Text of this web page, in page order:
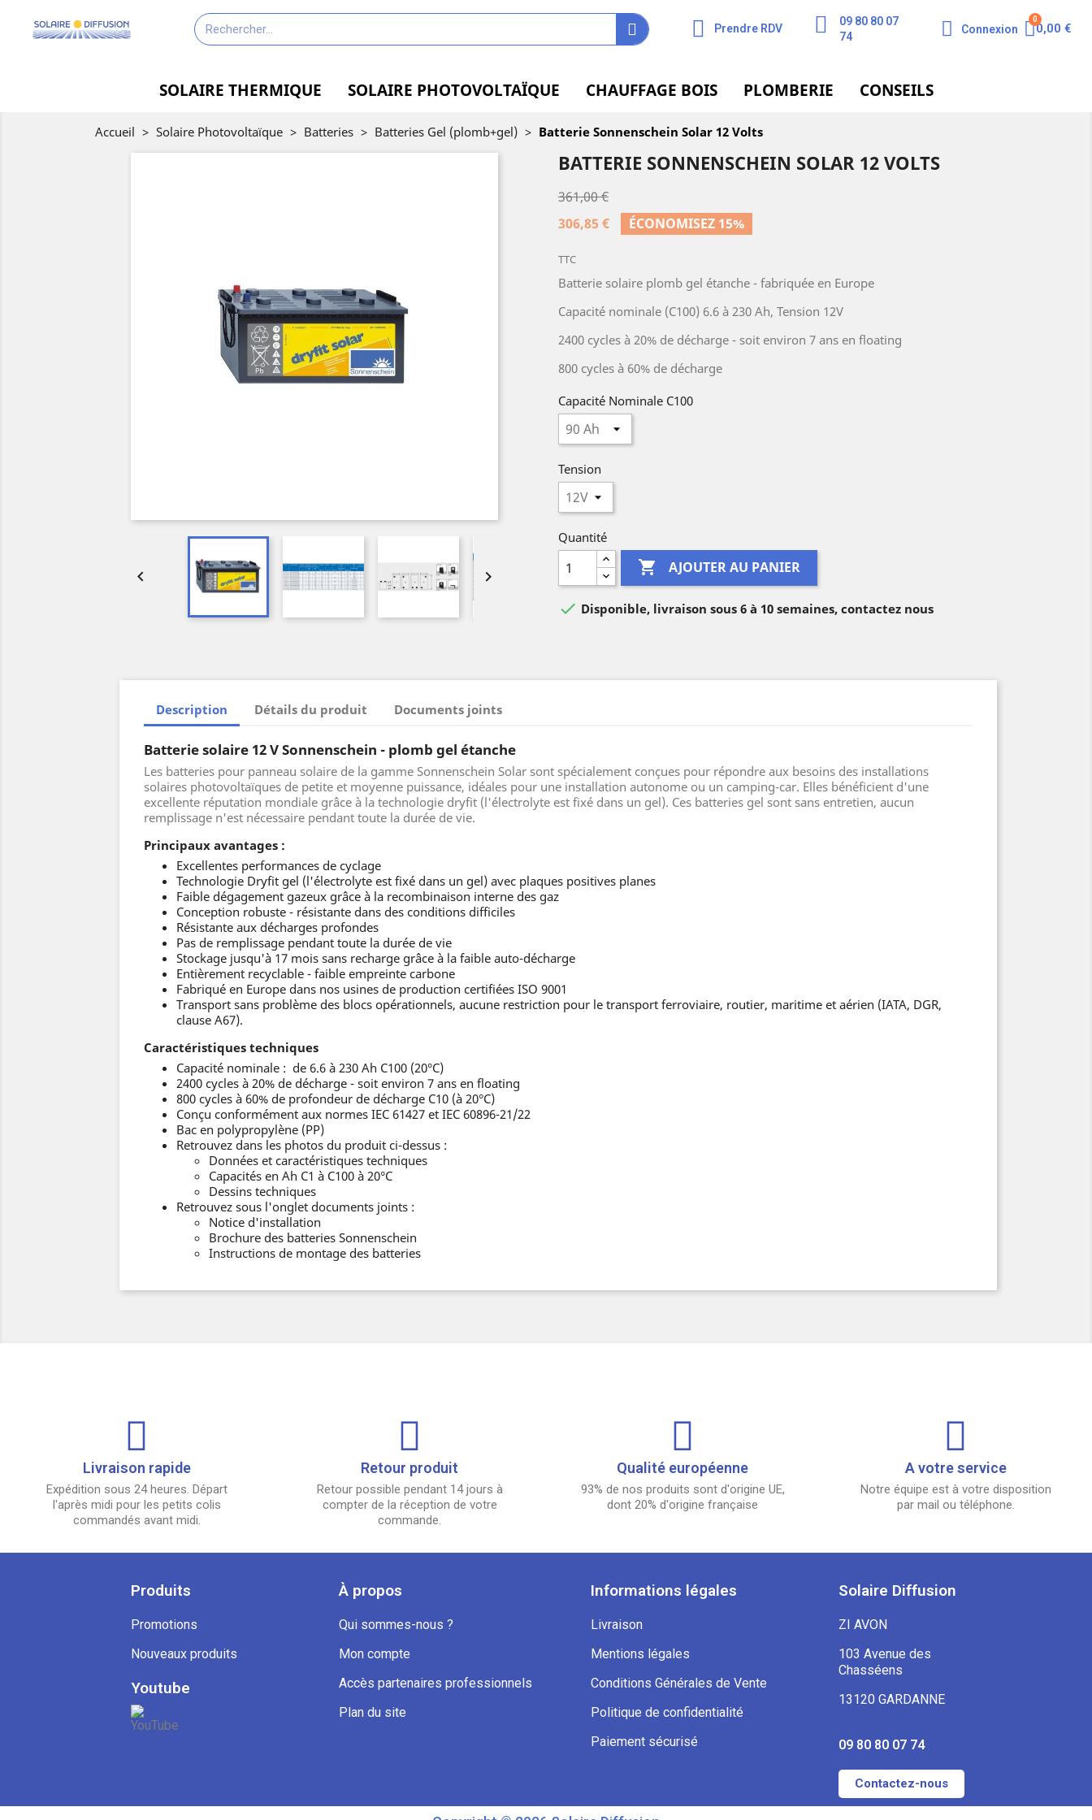
Prendre RDV
09 80 80 07
74
Connexion 0,00 €
SOLAIRE THERMIQUE SOLAIRE PHOTOVOLTAÏQUE CHAUFFAGE BOIS PLOMBERIE CONSEILS
Accueil > Solaire Photovoltaïque > Batteries > Batteries Gel (plomb+gel) > Batterie Sonnenschein Solar 12 Volts
 
BATTERIE SONNENSCHEIN SOLAR 12 VOLTS
361,00 €
306,85 €
ÉCONOMISEZ 15%
TTC
Batterie solaire plomb gel étanche - fabriquée en Europe
Capacité nominale (C100) 6.6 à 230 Ah, Tension 12V
2400 cycles à 20% de décharge - soit environ 7 ans en floating
800 cycles à 60% de décharge
Capacité Nominale C100
Tension
Quantité
 AJOUTER AU PANIER
 Disponible, livraison sous 6 à 10 semaines, contactez nous
Description Détails du produit Documents joints
Batterie solaire 12 V Sonnenschein - plomb gel étanche
Les batteries pour panneau solaire de la gamme Sonnenschein Solar sont spécialement conçues pour répondre aux besoins des installations
solaires photovoltaïques de petite et moyenne puissance, idéales pour une installation autonome ou un camping-car. Elles bénéficient d'une
excellente réputation mondiale grâce à la technologie dryfit (l'électrolyte est fixé dans un gel). Ces batteries gel sont sans entretien, aucun
remplissage n'est nécessaire pendant toute la durée de vie.
Principaux avantages :
Excellentes performances de cyclage
Technologie Dryfit gel (l'électrolyte est fixé dans un gel) avec plaques positives planes
Faible dégagement gazeux grâce à la recombinaison interne des gaz
Conception robuste - résistante dans des conditions difficiles
Résistante aux décharges profondes
Pas de remplissage pendant toute la durée de vie
Stockage jusqu'à 17 mois sans recharge grâce à la faible auto-décharge
Entièrement recyclable - faible empreinte carbone
Fabriqué en Europe dans nos usines de production certifiées ISO 9001
Transport sans problème des blocs opérationnels, aucune restriction pour le transport ferroviaire, routier, maritime et aérien (IATA, DGR,
clause A67).
Caractéristiques techniques
Capacité nominale : de 6.6 à 230 Ah C100 (20°C)
2400 cycles à 20% de décharge - soit environ 7 ans en floating
800 cycles à 60% de profondeur de décharge C10 (à 20°C)
Conçu conformément aux normes IEC 61427 et IEC 60896-21/22
Bac en polypropylène (PP)
Retrouvez dans les photos du produit ci-dessus :
Données et caractéristiques techniques
Capacités en Ah C1 à C100 à 20°C
Dessins techniques
Retrouvez sous l'onglet documents joints :
Notice d'installation
Brochure des batteries Sonnenschein
Instructions de montage des batteries
Livraison rapide
Expédition sous 24 heures. Départ
l'après midi pour les petits colis
commandés avant midi.
Retour produit
Retour possible pendant 14 jours à
compter de la réception de votre
commande.
Qualité européenne
93% de nos produits sont d'origine UE,
dont 20% d'origine française
A votre service
Notre équipe est à votre disposition
par mail ou téléphone.
Produits
Promotions
Nouveaux produits
Youtube
À propos
Qui sommes-nous ?
Mon compte
Accès partenaires professionnels
Plan du site
Informations légales
Livraison
Mentions légales
Conditions Générales de Vente
Politique de confidentialité
Paiement sécurisé
Solaire Diffusion
ZI AVON
103 Avenue des
Chasséens
13120 GARDANNE
09 80 80 07 74
Contactez-nous